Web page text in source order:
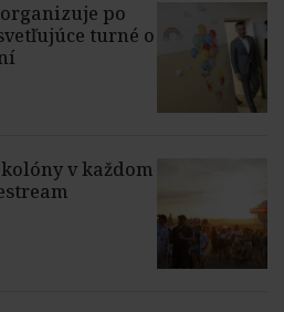
po
turné o
v každom